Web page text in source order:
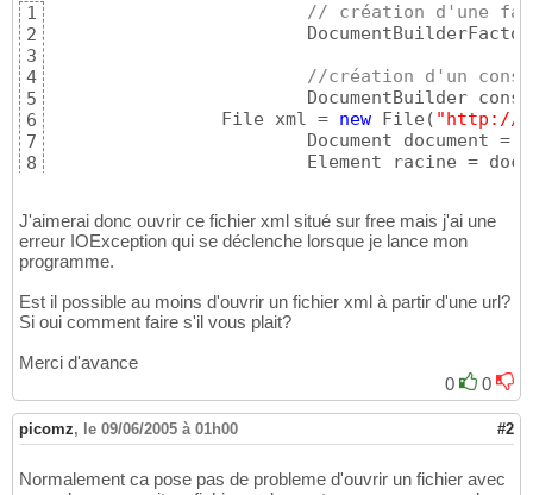
1
2
3
4
5
6
7
8
// création d'une
//création d'un
DocumentBuilder
        	File xml =
new File ( "http://
Document document
Element racine =
J'aimerai donc ouvrir ce fichier xml situé sur free mais j'ai une
erreur IOException qui se déclenche lorsque je lance mon
programme.
Est il possible au moins d'ouvrir un fichier xml à partir d'une url?
Si oui comment faire s'il vous plait?
Merci d'avance
0
0
picomz, le 09/06/2005 à 01h00 #2
Normalement ca pose pas de probleme d'ouvrir un fichier avec